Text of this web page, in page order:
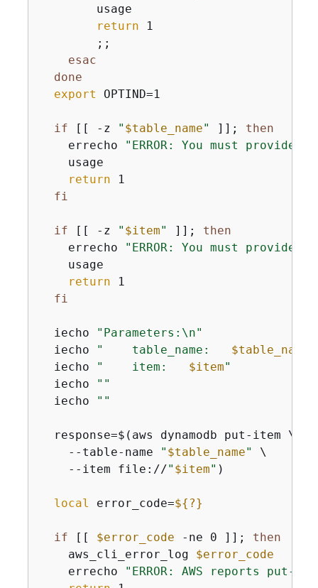
        usage
return 1
        ;;
esac
done
export OPTIND=1
if [[ -z " $table_name" ]]; then
    errecho
"ERROR: You must provide
    usage
return 1
fi
if [[ -z " $item" ]]; then
    errecho
"ERROR: You must
    usage
return 1
fi
  iecho
"Parameters:\n"
  iecho
"    table_name: $table_name
  iecho
"    item: $item"
  iecho
""
  iecho
""
  response=$(aws dynamodb put-item \
    --table-name
" $table_name"
\
    --item file://
" $item" )
local error_code=${ ?}
if [[ $error_code -ne 0 ]]; then
    aws_cli_error_log
$error_code
    errecho
"ERROR: AWS reports put-